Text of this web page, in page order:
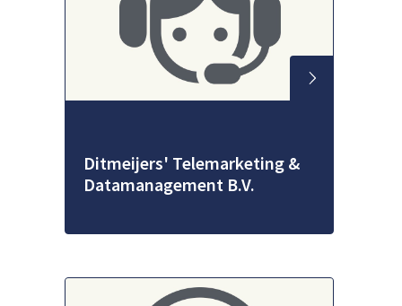
Ditmeijers' Telemarketing &
Datamanagement B.V.